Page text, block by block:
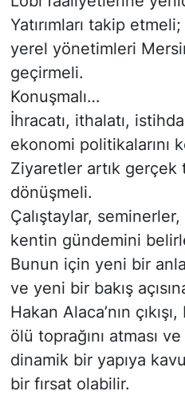
Yatırımları takip
yerel yönetimleri
geçirmeli.
Konuşmalı…
İhracatı, ithalatı,
ekonomi politikalarını
Ziyaretler artık gerçek
dönüşmeli.
Çalıştaylar,
kentin gündemini
Bunun için yeni bir
ve yeni bir bakış
Hakan Alaca’nın
ölü toprağını atması
dinamik bir yapıya
bir fırsat olabilir.